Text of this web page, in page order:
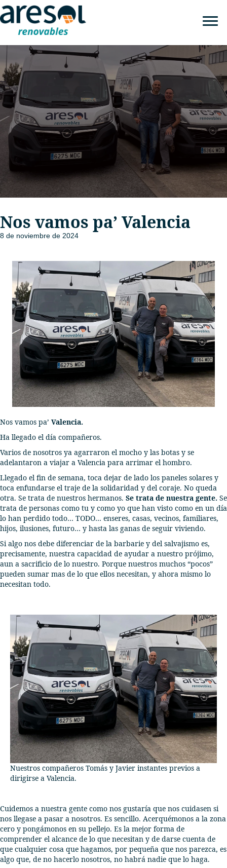
Nos vamos pa’ Valencia
8 de noviembre de 2024
Nos vamos pa’ Valencia.
Ha llegado el día compañeros.
Varios de nosotros ya agarraron el mocho y las botas y se
adelantaron a viajar a Valencia para arrimar el hombro.
Llegado el fin de semana, toca dejar de lado los paneles solares y
toca enfundarse el traje de la solidaridad y del coraje. No queda
otra. Se trata de nuestros hermanos. Se trata de nuestra gente. Se
trata de personas como tu y como yo que han visto como en un día
lo han perdido todo… TODO… enseres, casas, vecinos, familiares,
hijos, ilusiones, futuro… y hasta las ganas de seguir viviendo.
Si algo nos debe diferenciar de la barbarie y del salvajismo es,
precisamente, nuestra capacidad de ayudar a nuestro prójimo,
aun a sacrificio de lo nuestro. Porque nuestros muchos “pocos”
pueden sumar mas de lo que ellos necesitan, y ahora mismo lo
necesitan todo.
Nuestros compañeros Tomás y Javier instantes previos a
dirigirse a Valencia.
Cuidemos a nuestra gente como nos gustaría que nos cuidasen si
nos llegase a pasar a nosotros. Es sencillo. Acerquémonos a la zona
cero y pongámonos en su pellejo. Es la mejor forma de
comprender el alcance de lo que necesitan y de darse cuenta de
que cualquier cosa que hagamos, por pequeña que nos parezca, es
algo que, de no hacerlo nosotros, no habrá nadie que lo haga.